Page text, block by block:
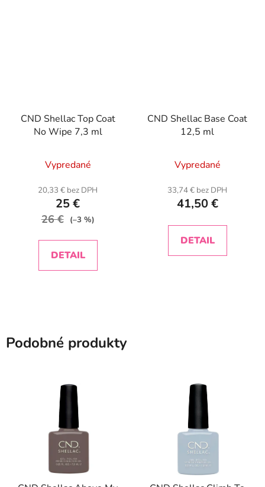
CND Shellac Top Coat
No Wipe 7,3 ml
Vypredané
20,33 € bez DPH
25 €
26 € (–3 %)
DETAIL
CND Shellac Base Coat
12,5 ml
Vypredané
33,74 € bez DPH
41,50 €
DETAIL
Podobné produkty